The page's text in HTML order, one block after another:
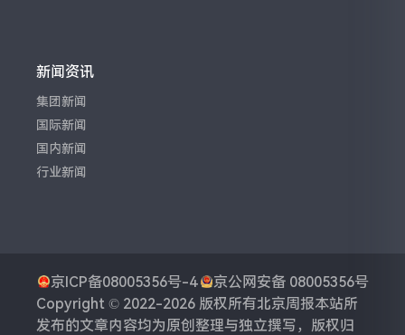
新闻资讯
集团新闻
国际新闻
国内新闻
行业新闻
京ICP备08005356号-4
京公网安备 08005356号
Copyright © 2022-2026 版权所有北京周报本站所
发布的文章内容均为原创整理与独立撰写，版权归